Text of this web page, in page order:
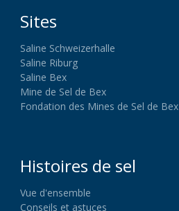
Sites
Saline Schweizerhalle
Saline Riburg
Saline Bex
Mine de Sel de Bex
Fondation des Mines de Sel de Bex
Histoires de sel
Vue d'ensemble
Conseils et astuces